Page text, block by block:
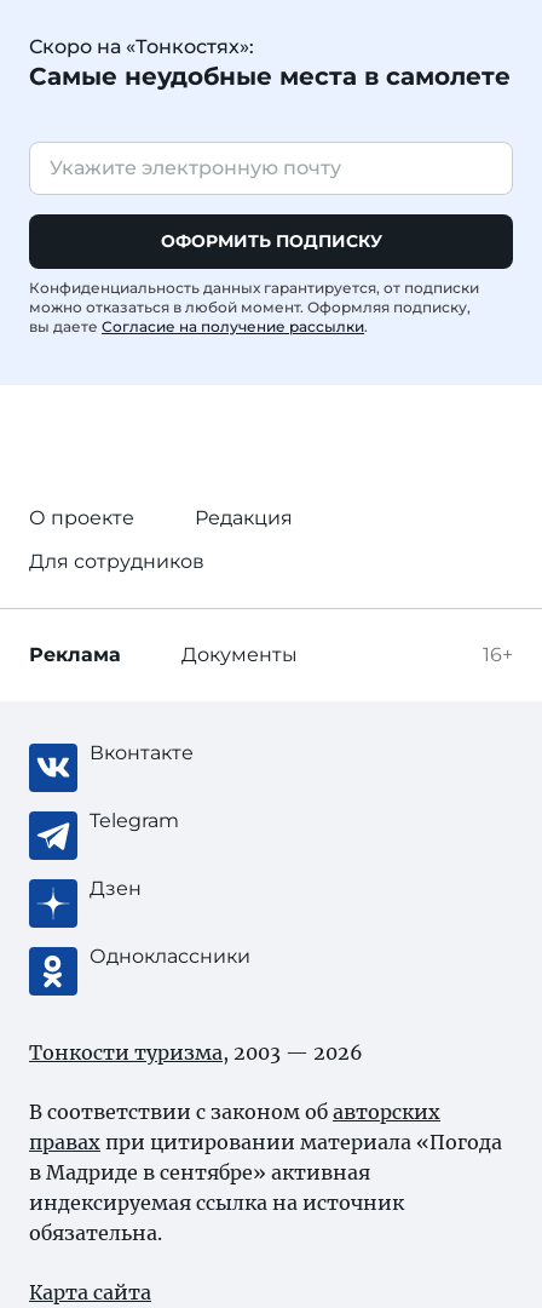
Скоро на «Тонкостях»:
Самые неудобные места в самолете
ОФОРМИТЬ ПОДПИСКУ
Конфиденциальность данных гарантируется, от подписки
можно отказаться в любой момент. Оформляя подписку,
вы даете Согласие на получение рассылки.
О проекте
Редакция
Для сотрудников
16+
Реклама Документы
Вконтакте
Telegram
Дзен
Одноклассники
Тонкости туризма, 2003 — 2026
В соответствии с законом об авторских
правах при цитировании материала «Погода
в Мадриде в сентябре» активная
индексируемая ссылка на источник
обязательна.
Карта сайта